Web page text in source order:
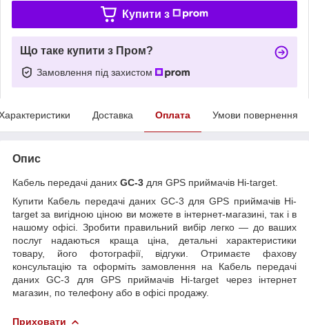
Купити з
Що таке купити з Пром?
Замовлення під захистом
Доставка Оплата Умови повернення
Опис
Кабель передачі даних GC-3 для GPS приймачів Hi-target.
Купити Кабель передачі даних GC-3 для GPS приймачів Hi-
target за вигідною ціною ви можете в інтернет-магазині, так і в
нашому офісі. Зробити правильний вибір легко — до ваших
послуг надаються краща ціна, детальні характеристики
товару, його фотографії, відгуки. Отримаєте фахову
консультацію та оформіть замовлення на Кабель передачі
даних GC-3 для GPS приймачів Hi-target через інтернет
магазин, по телефону або в офісі продажу.
Приховати